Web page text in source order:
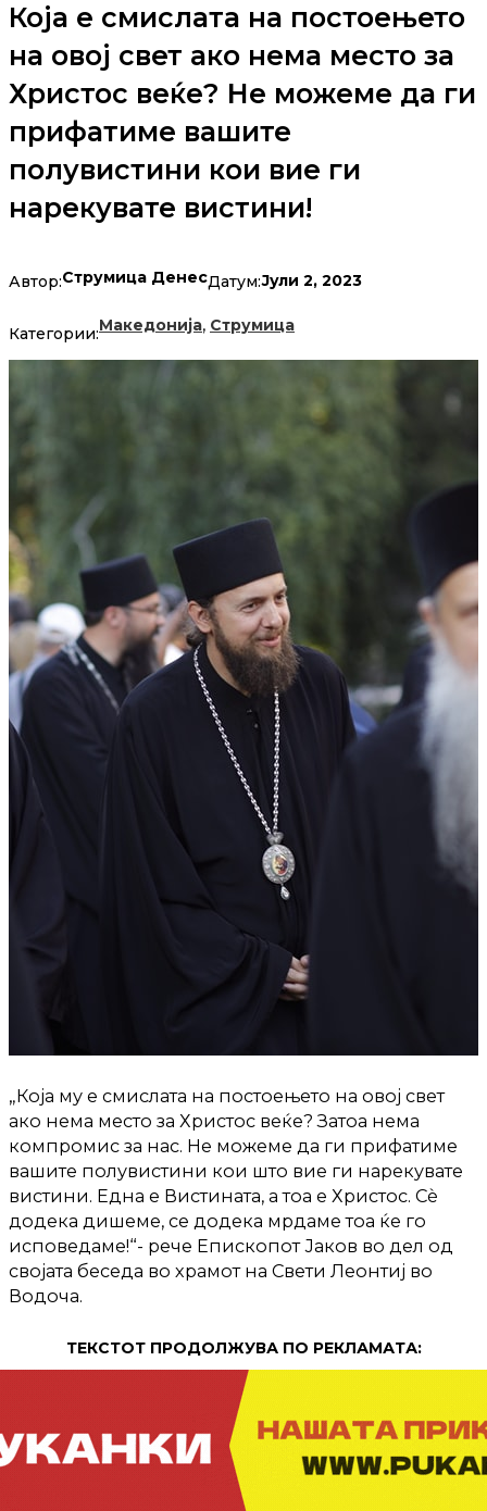
Која е смислата на постоењето
на овој свет ако нема место за
Христос веќе? Не можеме да ги
прифатиме вашите
полувистини кои вие ги
нарекувате вистини!
Автор:Струмица ДенесДатум:Јули 2, 2023
Категории:Македонија, Струмица
„Која му е смислата на постоењето на овој свет
ако нема место за Христос веќе? Затоа нема
компромис за нас. Не можеме да ги прифатиме
вашите полувистини кои што вие ги нарекувате
вистини. Една е Вистината, а тоа е Христос. Сѐ
додека дишеме, се додека мрдаме тоа ќе го
исповедаме!“- рече Епископот Јаков во дел од
својата беседа во храмот на Свети Леонтиј во
Водоча.
ТЕКСТОТ ПРОДОЛЖУВА ПО РЕКЛАМАТА: